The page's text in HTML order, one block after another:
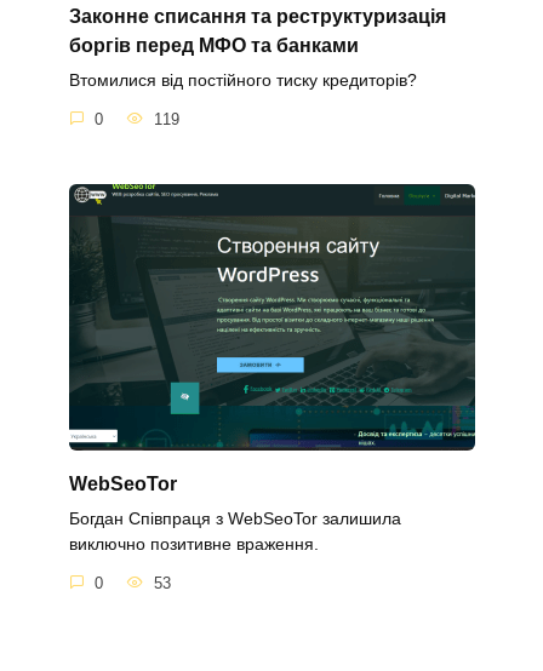
Законне списання та реструктуризація
боргів перед МФО та банками
Втомилися від постійного тиску кредиторів?
0 119
WebSeoTor
Богдан Співпраця з WebSeoTor залишила
виключно позитивне враження.
0 53